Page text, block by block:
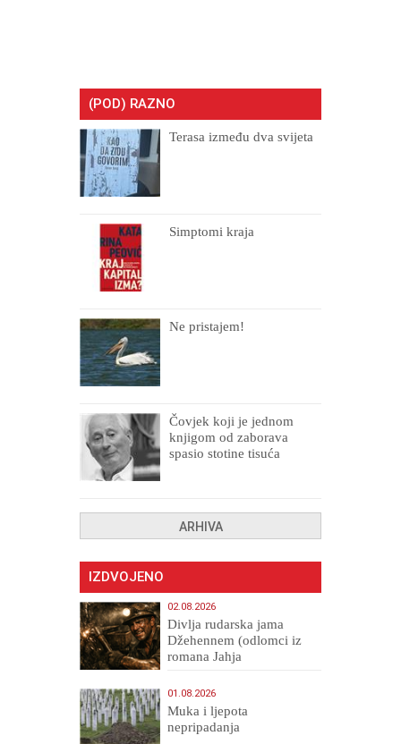
(POD) RAZNO
Terasa između dva svijeta
Simptomi kraja
Ne pristajem!
Čovjek koji je jednom
knjigom od zaborava
spasio stotine tisuća
ARHIVA
IZDVOJENO
02.08.2026
Divlja rudarska jama
Džehennem (odlomci iz
romana Jahja
01.08.2026
Muka i ljepota
nepripadanja